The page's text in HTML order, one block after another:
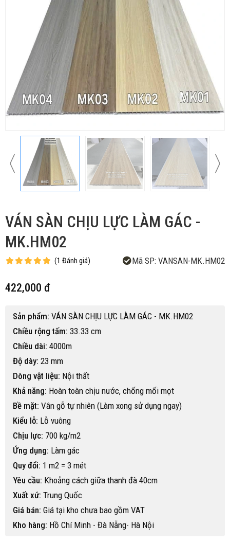
VÁN SÀN CHỊU LỰC LÀM GÁC -
MK.HM02
(1 Đánh giá) Mã SP: VANSAN-MK.HM02
422,000 đ
Sản phẩm: VÁN SÀN CHỊU LỰC LÀM GÁC - MK.HM02
Chiều rộng tấm: 33.33 cm
Chiều dài: 4000m
Độ dày: 23 mm
Dòng vật liệu: Nội thất
Khả năng: Hoàn toàn chịu nước, chống mối mọt
Bề mặt: Vân gỗ tự nhiên (Làm xong sử dụng ngay)
Kiểu lỗ: Lỗ vuông
Chịu lực: 700 kg/m2
Ứng dụng: Làm gác
Quy đổi: 1 m2 = 3 mét
Yêu cầu: Khoảng cách giữa thanh đà 40cm
Xuất xứ: Trung Quốc
Giá bán: Giá tại kho chưa bao gồm VAT
Kho hàng: Hồ Chí Minh - Đà Nẵng- Hà Nội